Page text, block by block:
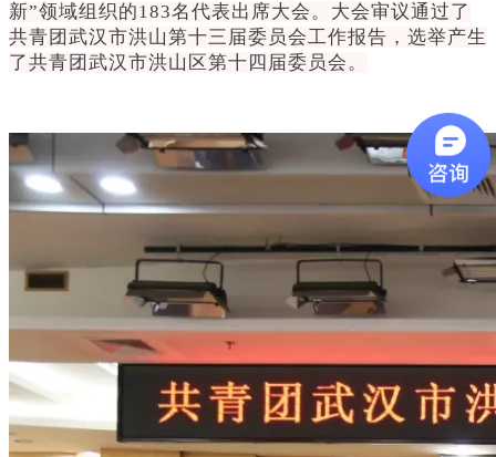
新”领域组织的183名代表出席大会。大会审议通过了
共青团武汉市洪山第十三届委员会工作报告，选举产生
了共青团武汉市洪山区第十四届委员会。